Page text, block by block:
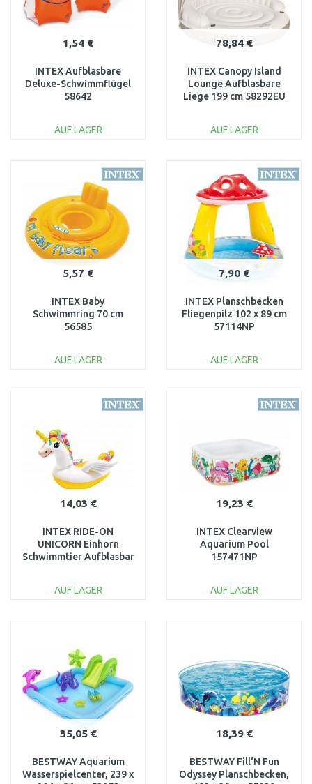
1,54 €
INTEX Aufblasbare
Deluxe-Schwimmflügel
58642
AUF LAGER
Vergleichen
78,84 €
INTEX Canopy Island
Lounge Aufblasbare
Liege 199 cm 58292EU
AUF LAGER
Vergleichen
5,57 €
INTEX Baby
Schwimmring 70 cm
56585
AUF LAGER
7,90 €
INTEX Planschbecken
Fliegenpilz 102 x 89 cm
57114NP
AUF LAGER
14,03 €
INTEX RIDE-ON
UNICORN Einhorn
Schwimmtier Aufblasbar
AUF LAGER
Vergleichen
19,23 €
INTEX Clearview
Aquarium Pool
157471NP
AUF LAGER
35,05 €
BESTWAY Aquarium
Wasserspielcenter, 239 x
18,39 €
BESTWAY Fill‘N Fun
Odyssey Planschbecken,